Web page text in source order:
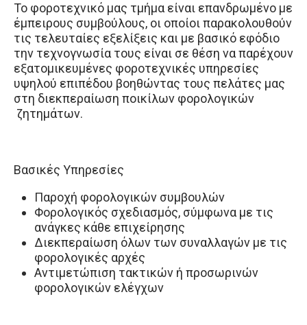
Το φοροτεχνικό μας τμήμα είναι επανδρωμένο με
έμπειρους συμβούλους, οι οποίοι παρακολουθούν
τις τελευταίες εξελίξεις και με βασικό εφόδιο
την τεχνογνωσία τους είναι σε θέση να παρέχουν
εξατομικευμένες φοροτεχνικές υπηρεσίες
υψηλού επιπέδου βοηθώντας τους πελάτες μας
στη διεκπεραίωση ποικίλων φορολογικών
ζητημάτων.
Βασικές Υπηρεσίες
Παροχή φορολογικών συμβουλών
Φορολογικός σχεδιασμός, σύμφωνα με τις
ανάγκες κάθε επιχείρησης
Διεκπεραίωση όλων των συναλλαγών με τις
φορολογικές αρχές
Αντιμετώπιση τακτικών ή προσωρινών
φορολογικών ελέγχων